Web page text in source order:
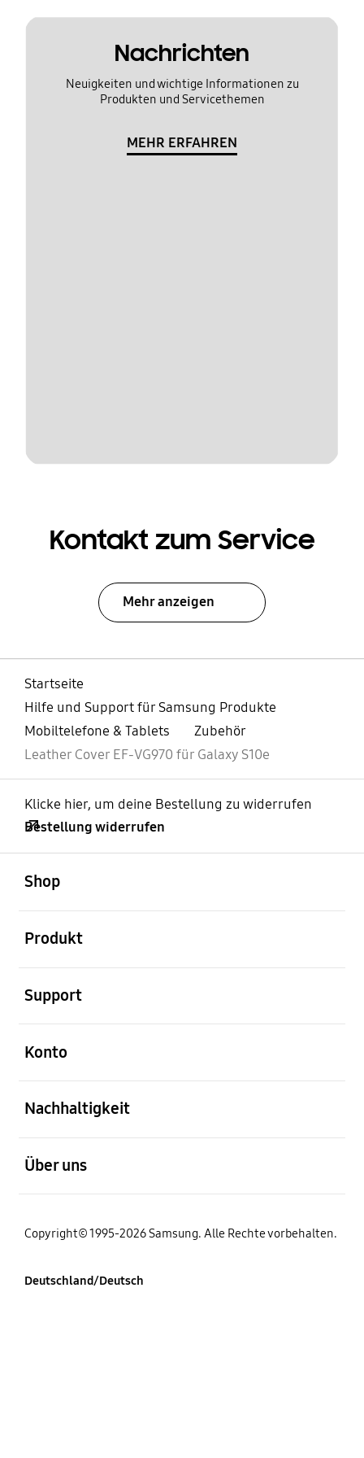
Nachrichten
Neuigkeiten und wichtige Informationen zu
Produkten und Servicethemen
MEHR ERFAHREN
Kontakt zum Service
Mehr anzeigen
Startseite
Hilfe und Support für Samsung Produkte
Mobiltelefone & Tablets
Zubehör
Leather Cover EF-VG970 für Galaxy S10e
Klicke hier, um deine Bestellung zu widerrufen
Bestellung widerrufen
Shop
Produkt
Support
Konto
Nachhaltigkeit
Über uns
Copyright© 1995-2026 Samsung. Alle Rechte vorbehalten.
Deutschland/Deutsch